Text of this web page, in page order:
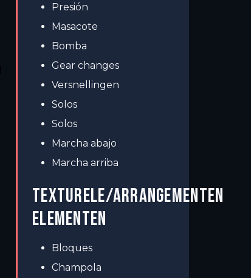
Presión
Masacote
Bomba
Gear changes
Versnellingen
Solos
Solos
Marcha abajo
Marcha arriba
TEXTURELE/ARRANGEMENTEN
ELEMENTEN
Bloques
Champola